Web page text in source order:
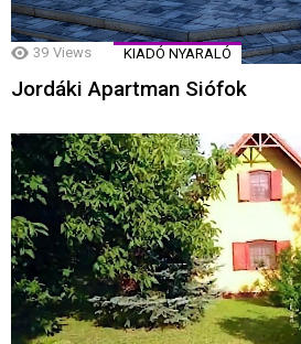
39 Views KIADÓ NYARALÓ
Jordáki Apartman Siófok